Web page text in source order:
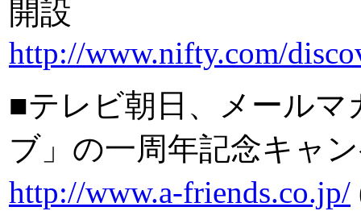
開設
http://www.nifty.com/
■テレビ朝日、メールマ
ブ」の一周年記念キャ
http://www.a-friends.co.jp/